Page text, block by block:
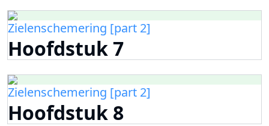
Zielenschemering [part 2]
Hoofdstuk 7
Zielenschemering [part 2]
Hoofdstuk 8